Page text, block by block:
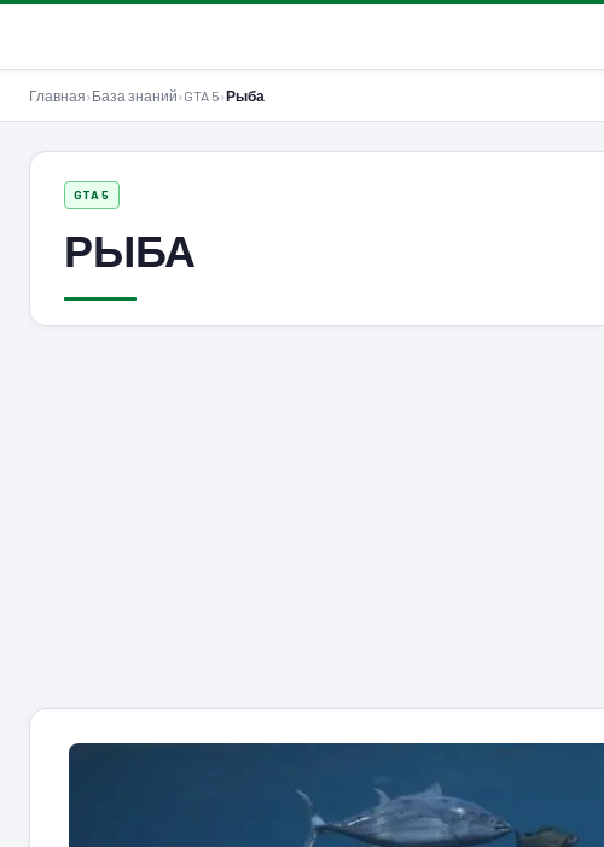
Главная›База знаний›GTA 5›Рыба
GTA 5
РЫБА